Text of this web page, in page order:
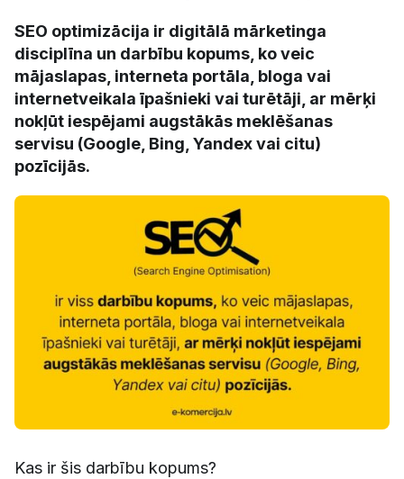
SEO optimizācija ir digitālā mārketinga
disciplīna un darbību kopums, ko veic
mājaslapas, interneta portāla, bloga vai
internetveikala īpašnieki vai turētāji, ar mērķi
nokļūt iespējami augstākās meklēšanas
servisu (Google, Bing, Yandex vai citu)
pozīcijās.
Kas ir šis darbību kopums?